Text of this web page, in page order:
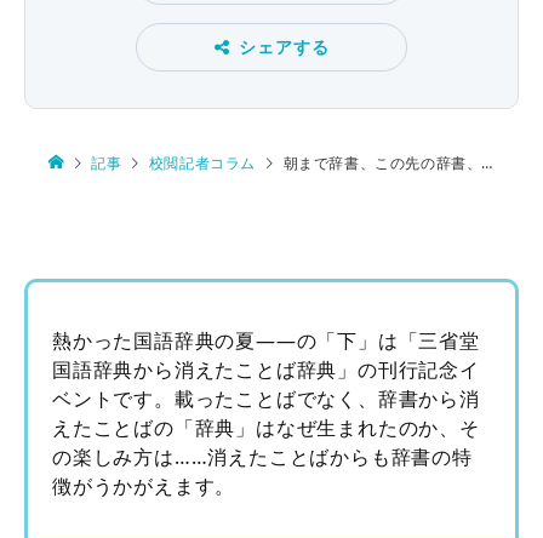
シェアする
記事 校閲記者コラム 朝まで辞書、この先の辞書、辞書から消え――国語辞典の熱い夏㊦
熱かった国語辞典の夏――の「下」は「三省堂
国語辞典から消えたことば辞典」の刊行記念イ
ベントです。載ったことばでなく、辞書から消
えたことばの「辞典」はなぜ生まれたのか、そ
の楽しみ方は……消えたことばからも辞書の特
徴がうかがえます。